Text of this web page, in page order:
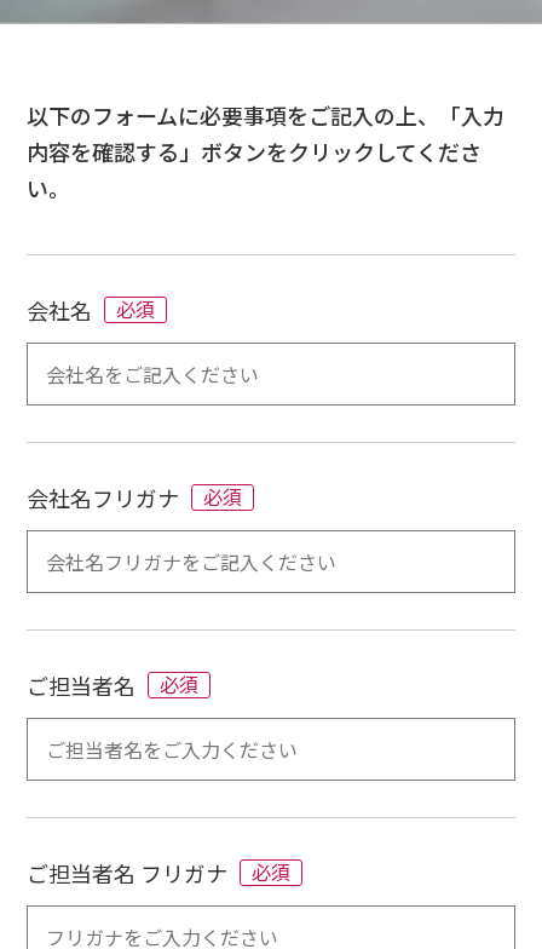
以下のフォームに必要事項をご記入の上、「入力
内容を確認する」ボタンをクリックしてくださ
い。
会社名 必須
会社名フリガナ 必須
ご担当者名 必須
ご担当者名 フリガナ 必須